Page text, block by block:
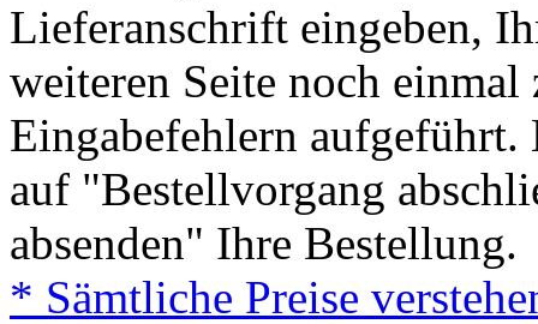
Lieferanschrift eingeben,
weiteren Seite noch
Eingabefehlern
auf "Bestellvorgang
absenden" Ihre Bestellung.
* Sämtliche Preise